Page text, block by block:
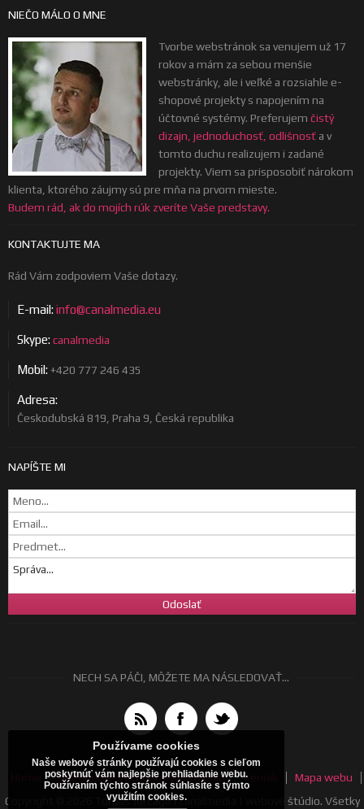
NIEČO MÁLO O MNE
Tvorbe webstránok sa venujem už 17
rokov a mám za sebou menšie
webstránky, ale i veľké a rozsiahle e-
shopové projekty s napojením na
účtovné systémy. Preferujem čistý
dizajn, jednoduchosť, odlišnosť a v
tomto duchu realizujem i zadané
projekty. Viem sa prisposobiť nárokom
klienta, ktorého záujmy sú pre mňa na prvom mieste.
Budem rád, ak do mojích rúk zveríte Vaše predstavy.
KONTAKTUJTE MA
Rád Vám zodpoviem Vaše dotazy.
E-mail:info@canalmedia.eu
Skype:canalmedia
Mobil:+420 777 246 435
Adresa:
Českodubská 819, Praha 9, Česká republika
NAPÍŠTE MI
NECH SA PÁČI, MÔŽETE MA NÁSLEDOVAŤ...
Všeobecné obchodné podmienky Cenník
Mapa webu
Copyright © 2026 Tomáš Jurčaga | canalmedia | webové štúdio. Všetky
Používame cookies
Naše webové stránky používajú cookies s cieľom
poskytnúť vám najlepšie prehliadanie webu.
Používaním týchto stránok súhlasíte s týmto
využitím cookies.